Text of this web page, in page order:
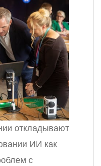
откладывают
ИИ как
с